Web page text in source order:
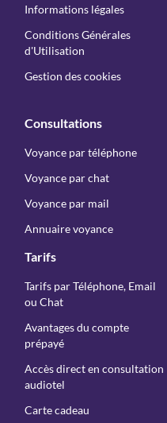
Informations légales
Conditions Générales
d'Utilisation
Gestion des cookies
Consultations
Voyance par téléphone
Voyance par chat
Voyance par mail
Annuaire voyance
Tarifs
Tarifs par Téléphone, Email
ou Chat
Avantages du compte
prépayé
Accès direct en consultation
audiotel
Carte cadeau